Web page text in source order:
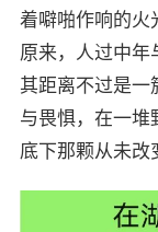
着噼啪作响的火
原来，人过中年
其距离不过是一
与畏惧，在一堆
底下那颗从未改